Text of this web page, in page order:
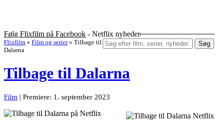
Følg Flixfilm på Facebook - Netflix nyheder
Søg
Flixfilm » Film og serier » Tilbage til
Dalarna
Tilbage til Dalarna
Film | Premiere: 1. september 2023